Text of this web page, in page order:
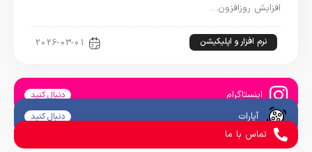
افزایش روزافزون…
نرم افزار و اپلیکیشن 2026-03-01
اینستاگرام دنبال کنید
آپارات دنبال کنید
تماس با ما